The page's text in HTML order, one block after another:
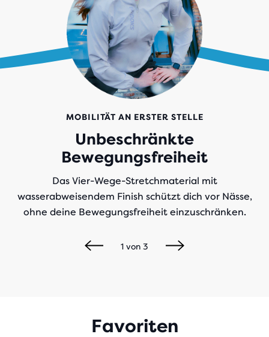
MOBILITÄT AN ERSTER STELLE
Unbeschränkte
Bewegungsfreiheit
Das Vier-Wege-Stretchmaterial mit
wasserabweisendem Finish schützt dich vor Nässe,
ohne deine Bewegungsfreiheit einzuschränken.
1 von 3
Favoriten